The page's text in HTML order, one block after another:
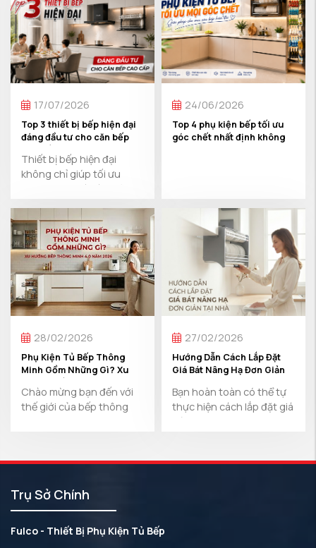
17/07/2026
Top 3 thiết bị bếp hiện đại
đáng đầu tư cho căn bếp
Thiết bị bếp hiện đại
không chỉ giúp tối ưu
công năng mà còn góp
24/06/2026
Top 4 phụ kiện bếp tối ưu
góc chết nhất định không
28/02/2026
Phụ Kiện Tủ Bếp Thông
Minh Gồm Những Gì? Xu
Năm 2026
Chào mừng bạn đến với
thế giới của bếp thông
27/02/2026
Hướng Dẫn Cách Lắp Đặt
Giá Bát Nâng Hạ Đơn Giản
Bạn hoàn toàn có thể tự
thực hiện cách lắp đặt giá
bát nâng hạ tại ...
Trụ Sở Chính
Fulco - Thiết Bị Phụ Kiện Tủ Bếp